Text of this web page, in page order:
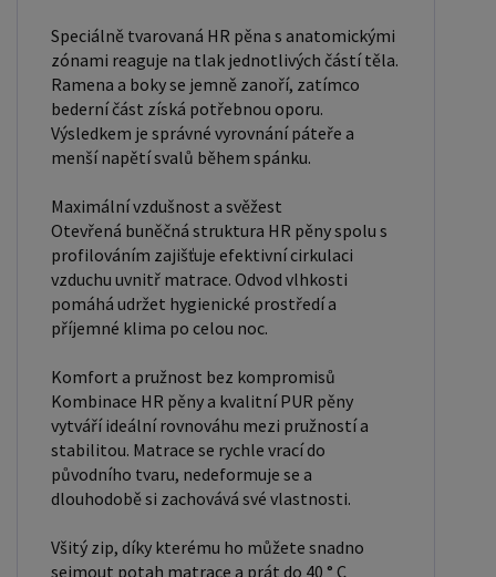
Speciálně tvarovaná HR pěna s anatomickými
zónami reaguje na tlak jednotlivých částí těla.
Ramena a boky se jemně zanoří, zatímco
bederní část získá potřebnou oporu.
Výsledkem je správné vyrovnání páteře a
menší napětí svalů během spánku.
Maximální vzdušnost a svěžest
Otevřená buněčná struktura HR pěny spolu s
profilováním zajišťuje efektivní cirkulaci
vzduchu uvnitř matrace. Odvod vlhkosti
pomáhá udržet hygienické prostředí a
příjemné klima po celou noc.
Komfort a pružnost bez kompromisů
Kombinace HR pěny a kvalitní PUR pěny
vytváří ideální rovnováhu mezi pružností a
stabilitou. Matrace se rychle vrací do
původního tvaru, nedeformuje se a
dlouhodobě si zachovává své vlastnosti.
Všitý zip, díky kterému ho můžete snadno
sejmout potah matrace a prát do 40 ° C